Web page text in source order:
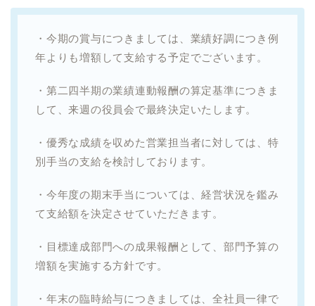
・今期の賞与につきましては、業績好調につき例
年よりも増額して支給する予定でございます。
・第二四半期の業績連動報酬の算定基準につきま
して、来週の役員会で最終決定いたします。
・優秀な成績を収めた営業担当者に対しては、特
別手当の支給を検討しております。
・今年度の期末手当については、経営状況を鑑み
て支給額を決定させていただきます。
・目標達成部門への成果報酬として、部門予算の
増額を実施する方針です。
・年末の臨時給与につきましては、全社員一律で